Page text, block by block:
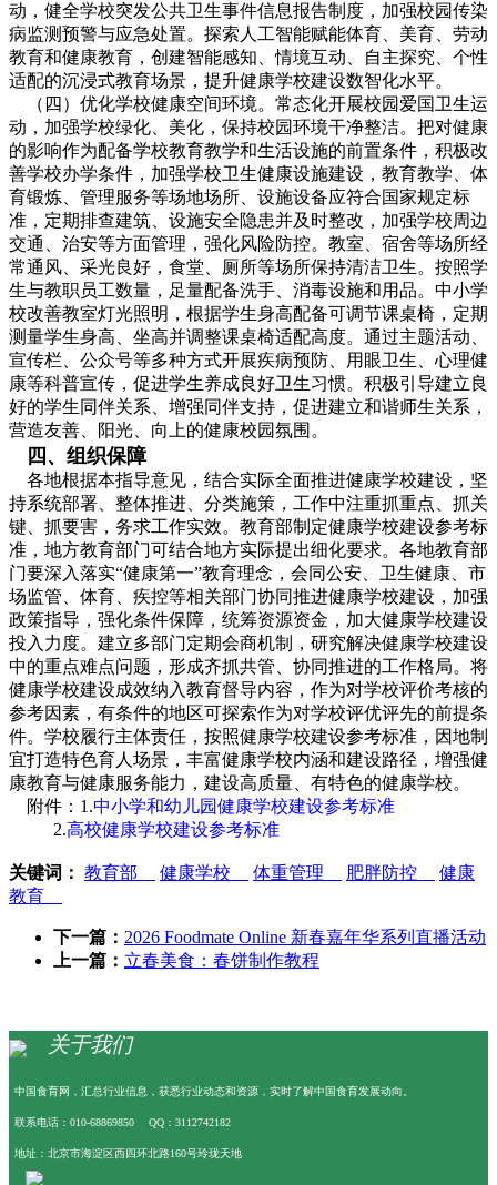
动，健全学校突发公共卫生事件信息报告制度，加强校园传染
病监测预警与应急处置。探索人工智能赋能体育、美育、劳动
教育和健康教育，创建智能感知、情境互动、自主探究、个性
适配的沉浸式教育场景，提升健康学校建设数智化水平。
（四）优化学校健康空间环境。常态化开展校园爱国卫生运
动，加强学校绿化、美化，保持校园环境干净整洁。把对健康
的影响作为配备学校教育教学和生活设施的前置条件，积极改
善学校办学条件，加强学校卫生健康设施建设，教育教学、体
育锻炼、管理服务等场地场所、设施设备应符合国家规定标
准，定期排查建筑、设施安全隐患并及时整改，加强学校周边
交通、治安等方面管理，强化风险防控。教室、宿舍等场所经
常通风、采光良好，食堂、厕所等场所保持清洁卫生。按照学
生与教职员工数量，足量配备洗手、消毒设施和用品。中小学
校改善教室灯光照明，根据学生身高配备可调节课桌椅，定期
测量学生身高、坐高并调整课桌椅适配高度。通过主题活动、
宣传栏、公众号等多种方式开展疾病预防、用眼卫生、心理健
康等科普宣传，促进学生养成良好卫生习惯。积极引导建立良
好的学生同伴关系、增强同伴支持，促进建立和谐师生关系，
营造友善、阳光、向上的健康校园氛围。
四、组织保障
各地根据本指导意见，结合实际全面推进健康学校建设，坚
持系统部署、整体推进、分类施策，工作中注重抓重点、抓关
键、抓要害，务求工作实效。教育部制定健康学校建设参考标
准，地方教育部门可结合地方实际提出细化要求。各地教育部
门要深入落实“健康第一”教育理念，会同公安、卫生健康、市
场监管、体育、疾控等相关部门协同推进健康学校建设，加强
政策指导，强化条件保障，统筹资源资金，加大健康学校建设
投入力度。建立多部门定期会商机制，研究解决健康学校建设
中的重点难点问题，形成齐抓共管、协同推进的工作格局。将
健康学校建设成效纳入教育督导内容，作为对学校评价考核的
参考因素，有条件的地区可探索作为对学校评优评先的前提条
件。学校履行主体责任，按照健康学校建设参考标准，因地制
宜打造特色育人场景，丰富健康学校内涵和建设路径，增强健
康教育与健康服务能力，建设高质量、有特色的健康学校。
附件：1.中小学和幼儿园健康学校建设参考标准
2.高校健康学校建设参考标准
关键词： 教育部 健康学校 体重管理 肥胖防控
健康
教育
下一篇： 2026 Foodmate Online 新春嘉年华系列直播活动
上一篇： 立春美食：春饼制作教程
关于我们
中国食育网，汇总行业信息，获悉行业动态和资源，实时了解中国食育发展动向。
联系电话：010-68869850 QQ：3112742182
地址：北京市海淀区西四环北路160号玲珑天地